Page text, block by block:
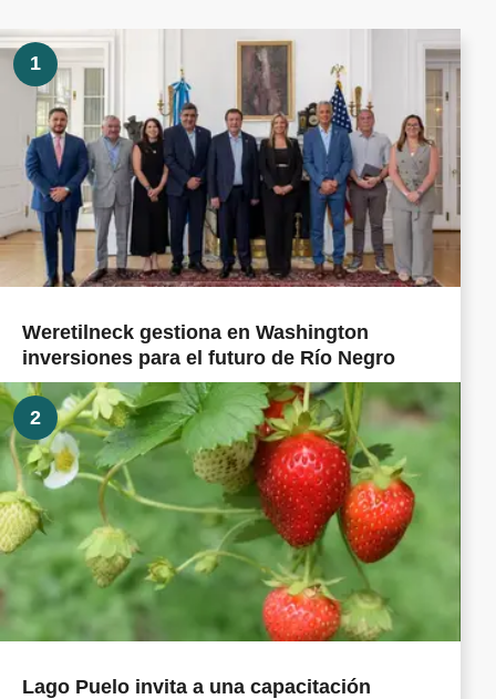
1
Weretilneck gestiona en Washington
inversiones para el futuro de Río Negro
2
Lago Puelo invita a una capacitación